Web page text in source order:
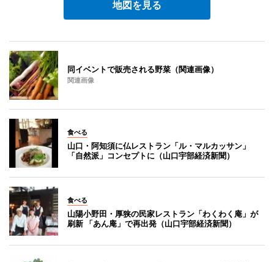
地図を見る
同イベントで販売される野菜（関連画像）
関連画像
食べる
山口・阿知須に仏レストラン「ル・マルカッサン」
「自然派」コンセプトに（山口宇部経済新聞）
食べる
山陽小野田・厚狭の民家レストラン「わくわく庵」が
刷新 「あん庵」で再出発（山口宇部経済新聞）